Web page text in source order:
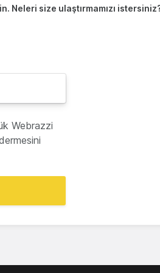
Neleri size ulaştırmamızı
Webrazzi